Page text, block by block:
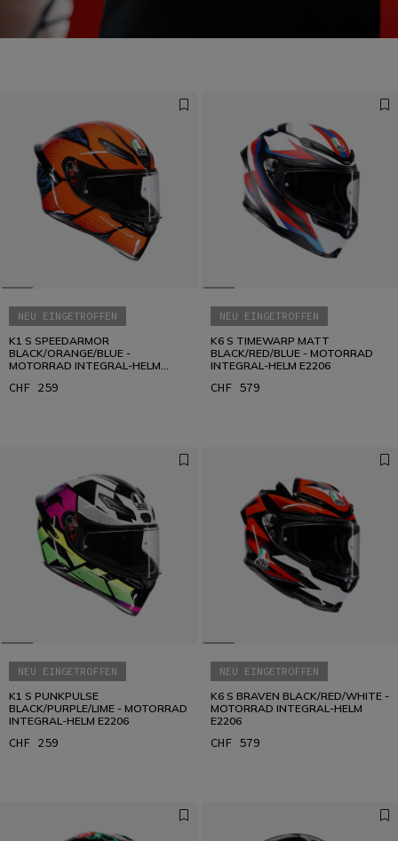
Designed for the Fastest
NEU EINGETROFFEN
K1 S SPEEDARMOR
BLACK/ORANGE/BLUE -
MOTORRAD INTEGRAL-HELM
CHF 259
NEU EINGETROFFEN
K6 S TIMEWARP MATT
BLACK/RED/BLUE - MOTORRAD
INTEGRAL-HELM E2206
CHF 579
NEU EINGETROFFEN
K1 S PUNKPULSE
BLACK/PURPLE/LIME - MOTORRAD
INTEGRAL-HELM E2206
CHF 259
NEU EINGETROFFEN
K6 S BRAVEN BLACK/RED/WHITE -
MOTORRAD INTEGRAL-HELM
E2206
CHF 579